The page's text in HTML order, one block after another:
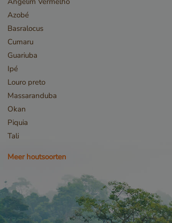
Azobé
Basralocus
Cumaru
Guariuba
Ipé
Louro preto
Massaranduba
Okan
Piquia
Tali
Meer houtsoorten